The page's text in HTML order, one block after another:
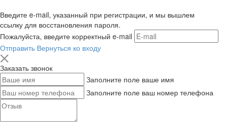
Введите e-mail, указанный при регистрации, и мы вышлем
ссылку для восстановления пароля.
Пожалуйста, введите корректный e-mail
Отправить Вернуться ко входу
Заказать звонок
Заполните поле ваше имя
Заполните поле ваш номер телефона